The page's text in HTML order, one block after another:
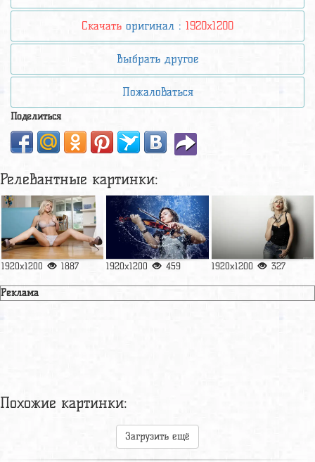
Скачать оригинал : 1920x1200
Выбрать другое
Пожаловаться
Поделиться
Релевантные картинки:
1920x1200 1887 1920x1200 459 1920x1200 327
Реклама
Похожие картинки:
Загрузить ещё